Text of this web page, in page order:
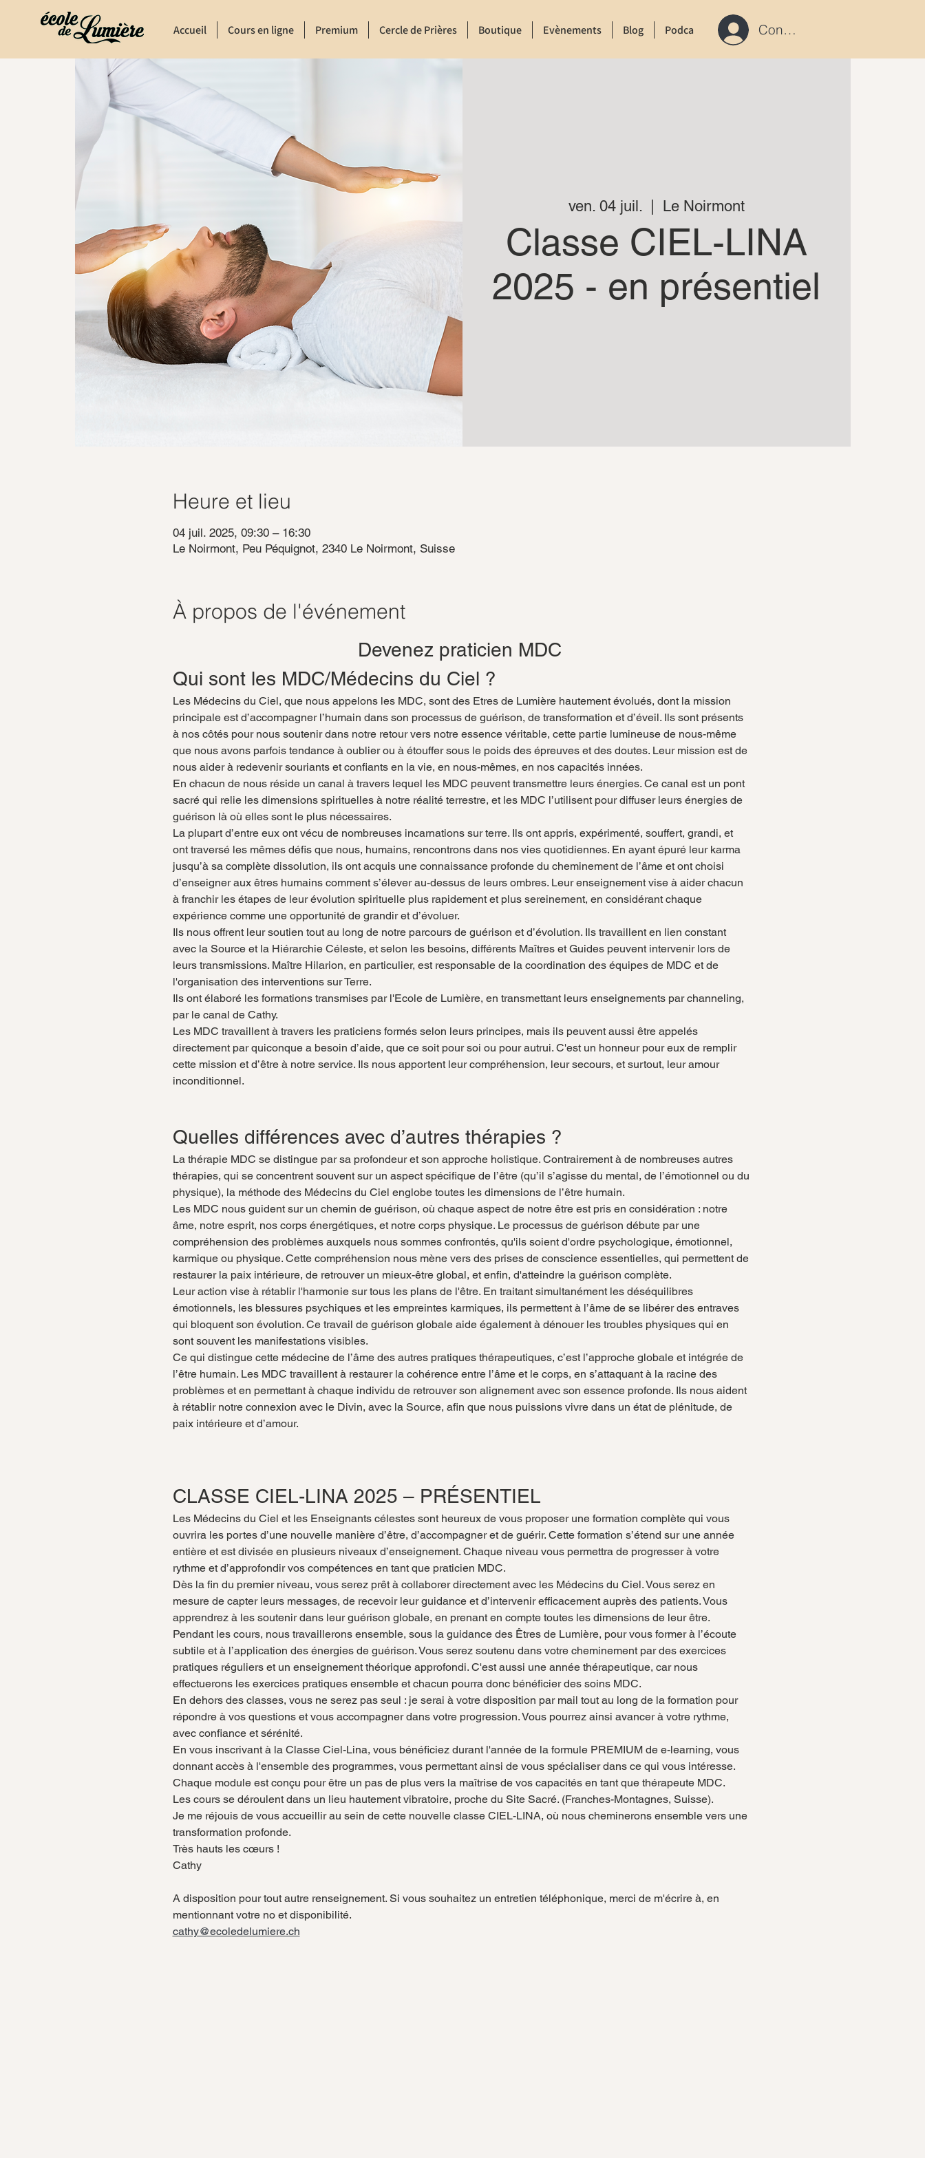
Accueil Cours en ligne Premium Cercle de Prières Boutique Evènements Blog Podcast ContactConnexion / S'inscrire
ven. 04 juil.
  |
Le Noirmont
Classe CIEL-LINA
2025 - en présentiel
Heure et lieu
04 juil. 2025, 09:30 – 16:30
Le Noirmont, Peu Péquignot, 2340 Le Noirmont, Suisse
À propos de l'événement
Devenez praticien MDC
Qui sont les MDC/Médecins du Ciel ?
Les Médecins du Ciel, que nous appelons les MDC, sont des Etres de Lumière hautement évolués, dont la mission
principale est d’accompagner l’humain dans son processus de guérison, de transformation et d’éveil. Ils sont présents
à nos côtés pour nous soutenir dans notre retour vers notre essence véritable, cette partie lumineuse de nous-même
que nous avons parfois tendance à oublier ou à étouffer sous le poids des épreuves et des doutes. Leur mission est de
nous aider à redevenir souriants et confiants en la vie, en nous-mêmes, en nos capacités innées.
En chacun de nous réside un canal à travers lequel les MDC peuvent transmettre leurs énergies. Ce canal est un pont
sacré qui relie les dimensions spirituelles à notre réalité terrestre, et les MDC l’utilisent pour diffuser leurs énergies de
guérison là où elles sont le plus nécessaires.
La plupart d’entre eux ont vécu de nombreuses incarnations sur terre. Ils ont appris, expérimenté, souffert, grandi, et
ont traversé les mêmes défis que nous, humains, rencontrons dans nos vies quotidiennes. En ayant épuré leur karma
jusqu’à sa complète dissolution, ils ont acquis une connaissance profonde du cheminement de l’âme et ont choisi
d’enseigner aux êtres humains comment s’élever au-dessus de leurs ombres. Leur enseignement vise à aider chacun
à franchir les étapes de leur évolution spirituelle plus rapidement et plus sereinement, en considérant chaque
expérience comme une opportunité de grandir et d’évoluer.
Ils nous offrent leur soutien tout au long de notre parcours de guérison et d’évolution. Ils travaillent en lien constant
avec la Source et la Hiérarchie Céleste, et selon les besoins, différents Maîtres et Guides peuvent intervenir lors de
leurs transmissions. Maître Hilarion, en particulier, est responsable de la coordination des équipes de MDC et de
l'organisation des interventions sur Terre.
Ils ont élaboré les formations transmises par l'Ecole de Lumière, en transmettant leurs enseignements par channeling,
par le canal de Cathy.
Les MDC travaillent à travers les praticiens formés selon leurs principes, mais ils peuvent aussi être appelés
directement par quiconque a besoin d’aide, que ce soit pour soi ou pour autrui. C'est un honneur pour eux de remplir
cette mission et d’être à notre service. Ils nous apportent leur compréhension, leur secours, et surtout, leur amour
inconditionnel.
Quelles différences avec d’autres thérapies ?
La thérapie MDC se distingue par sa profondeur et son approche holistique. Contrairement à de nombreuses autres
thérapies, qui se concentrent souvent sur un aspect spécifique de l’être (qu’il s’agisse du mental, de l’émotionnel ou du
physique), la méthode des Médecins du Ciel englobe toutes les dimensions de l’être humain.
Les MDC nous guident sur un chemin de guérison, où chaque aspect de notre être est pris en considération : notre
âme, notre esprit, nos corps énergétiques, et notre corps physique. Le processus de guérison débute par une
compréhension des problèmes auxquels nous sommes confrontés, qu'ils soient d'ordre psychologique, émotionnel,
karmique ou physique. Cette compréhension nous mène vers des prises de conscience essentielles, qui permettent de
restaurer la paix intérieure, de retrouver un mieux-être global, et enfin, d'atteindre la guérison complète.
Leur action vise à rétablir l'harmonie sur tous les plans de l'être. En traitant simultanément les déséquilibres
émotionnels, les blessures psychiques et les empreintes karmiques, ils permettent à l’âme de se libérer des entraves
qui bloquent son évolution. Ce travail de guérison globale aide également à dénouer les troubles physiques qui en
sont souvent les manifestations visibles.
Ce qui distingue cette médecine de l’âme des autres pratiques thérapeutiques, c’est l’approche globale et intégrée de
l’être humain. Les MDC travaillent à restaurer la cohérence entre l’âme et le corps, en s’attaquant à la racine des
problèmes et en permettant à chaque individu de retrouver son alignement avec son essence profonde. Ils nous aident
à rétablir notre connexion avec le Divin, avec la Source, afin que nous puissions vivre dans un état de plénitude, de
paix intérieure et d’amour.
CLASSE CIEL-LINA 2025 – PRÉSENTIEL
Les Médecins du Ciel et les Enseignants célestes sont heureux de vous proposer une formation complète qui vous
ouvrira les portes d’une nouvelle manière d’être, d’accompagner et de guérir. Cette formation s’étend sur une année
entière et est divisée en plusieurs niveaux d’enseignement. Chaque niveau vous permettra de progresser à votre
rythme et d’approfondir vos compétences en tant que praticien MDC.
Dès la fin du premier niveau, vous serez prêt à collaborer directement avec les Médecins du Ciel. Vous serez en
mesure de capter leurs messages, de recevoir leur guidance et d’intervenir efficacement auprès des patients. Vous
apprendrez à les soutenir dans leur guérison globale, en prenant en compte toutes les dimensions de leur être.
Pendant les cours, nous travaillerons ensemble, sous la guidance des Êtres de Lumière, pour vous former à l’écoute
subtile et à l’application des énergies de guérison. Vous serez soutenu dans votre cheminement par des exercices
pratiques réguliers et un enseignement théorique approfondi. C'est aussi une année thérapeutique, car nous
effectuerons les exercices pratiques ensemble et chacun pourra donc bénéficier des soins MDC.
En dehors des classes, vous ne serez pas seul : je serai à votre disposition par mail tout au long de la formation pour
répondre à vos questions et vous accompagner dans votre progression. Vous pourrez ainsi avancer à votre rythme,
avec confiance et sérénité.
En vous inscrivant à la Classe Ciel-Lina, vous bénéficiez durant l'année de la formule PREMIUM de e-learning, vous
donnant accès à l'ensemble des programmes, vous permettant ainsi de vous spécialiser dans ce qui vous intéresse.
Chaque module est conçu pour être un pas de plus vers la maîtrise de vos capacités en tant que thérapeute MDC.
Les cours se déroulent dans un lieu hautement vibratoire, proche du Site Sacré. (Franches-Montagnes, Suisse).
Je me réjouis de vous accueillir au sein de cette nouvelle classe CIEL-LINA, où nous cheminerons ensemble vers une
transformation profonde.
Très hauts les cœurs !
Cathy
A disposition pour tout autre renseignement. Si vous souhaitez un entretien téléphonique, merci de m'écrire à, en
mentionnant votre no et disponibilité.
cathy@ecoledelumiere.ch